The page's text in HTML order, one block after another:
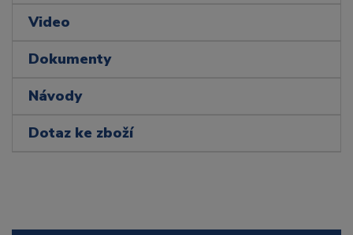
Video
Dokumenty
Návody
Dotaz ke zboží